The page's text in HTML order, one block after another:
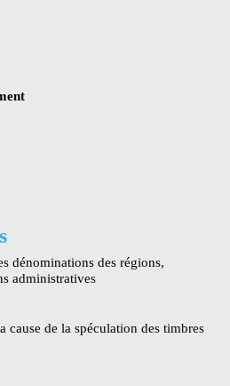
dénominations des régions,
administratives
cause de la spéculation des timbres